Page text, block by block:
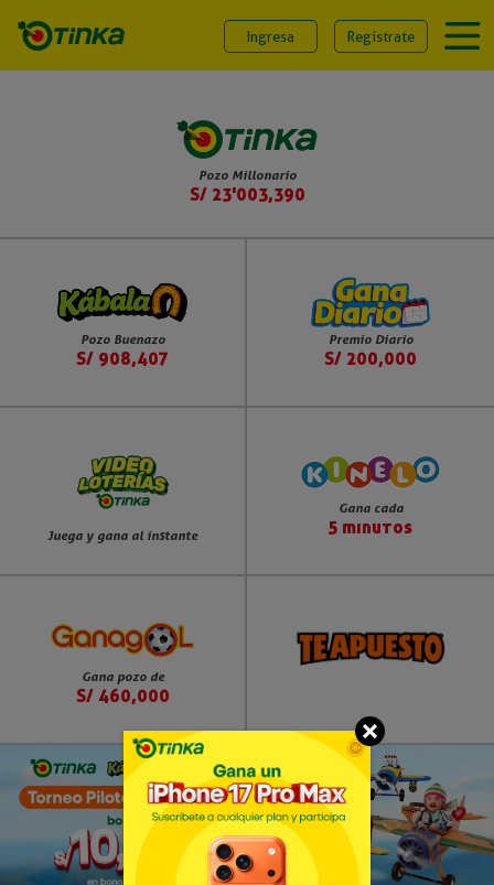
Ingresa Regístrate
Pozo Millonario
S/ 23'003,390
Pozo Buenazo
S/ 908,407
Premio Diario
S/ 200,000
Juega y gana al instante
Gana cada
5 minutos
Gana pozo de
S/ 460,000